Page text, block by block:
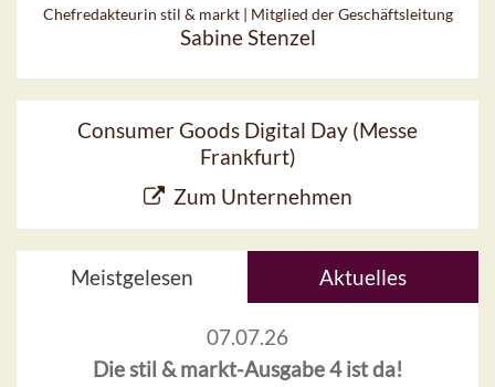
Chefredakteurin stil & markt | Mitglied der Geschäftsleitung
Sabine Stenzel
Consumer Goods Digital Day (Messe
Frankfurt)
Zum Unternehmen
Meistgelesen Aktuelles
07.07.26
Die stil & markt-Ausgabe 4 ist da!